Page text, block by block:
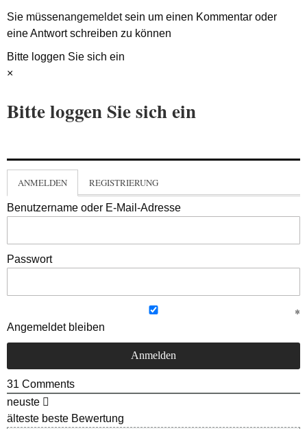
Sie müssenangemeldetsein um einen Kommentar oder
eine Antwort schreiben zu können
Bitte loggen Sie sich ein
×
Bitte loggen Sie sich ein
ANMELDEN REGISTRIERUNG
Benutzername oder E-Mail-Adresse
Passwort
Angemeldet bleiben
31 Comments
neuste
älteste beste Bewertung